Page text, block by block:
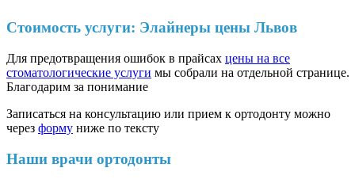
Стоимость услуги: Элайнеры цены Львов
Для предотвращения ошибок в прайсах цены на все
стоматологические услуги мы собрали на отдельной странице.
Благодарим за понимание
Записаться на консультацию или прием к ортодонту можно
через форму ниже по тексту
Наши врачи ортодонты